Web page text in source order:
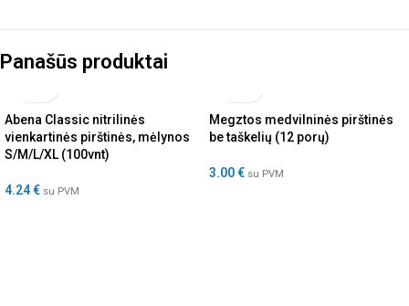
Panašūs produktai
Abena Classic nitrilinės
vienkartinės pirštinės, mėlynos
S/M/L/XL (100vnt)
4.24€ su PVM
Megztos medvilninės pirštinės
be taškelių (12 porų)
3.00€ su PVM